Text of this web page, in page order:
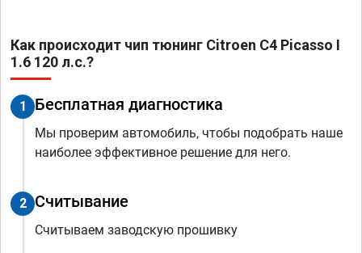
Как происходит чип тюнинг Citroen C4 Picasso I
1.6 120 л.с.?
1 Бесплатная диагностика
Мы проверим автомобиль, чтобы подобрать наше
наиболее эффективное решение для него.
2 Считывание
Считываем заводскую прошивку